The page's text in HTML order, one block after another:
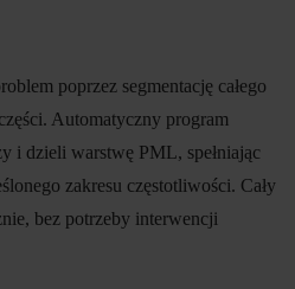
poprzez segmentację całego
Automatyczny program
i dzieli warstwę PML, spełniając
zakresu częstotliwości. Cały
bez potrzeby interwencji